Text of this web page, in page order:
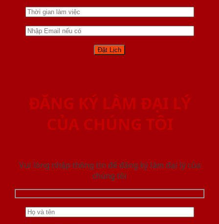
ĐĂNG KÝ LÀM ĐẠI LÝ
CỦA CHÚNG TÔI
Vui lòng nhập thông tin để đăng ký làm đại lý của
chúng tôi